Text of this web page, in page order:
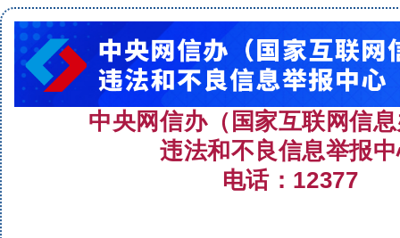
中央网信办（国家互联网信
违法和不良信息举报
电话：12377